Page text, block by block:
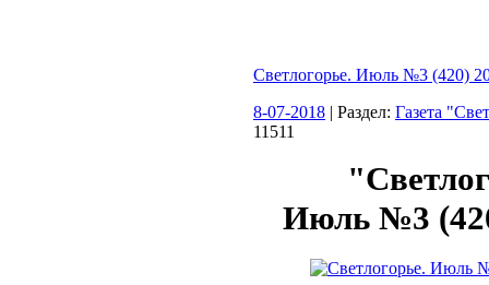
Светлогорье. Июль №3 (420)
8-07-2018 | Раздел: Газета
11511
Июль №3